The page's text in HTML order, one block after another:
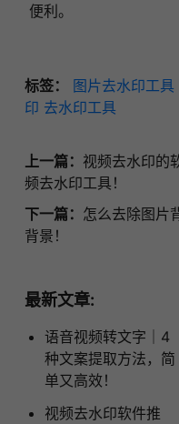
便利。
标签： 图片去水印工具
印 去水印工具
上一篇： 视频去水印的
频去水印工具！
下一篇： 怎么去除图片
背景！
最新文章:
语音视频转文字｜4
种文案提取方法，简
单又高效！
视频去水印软件推